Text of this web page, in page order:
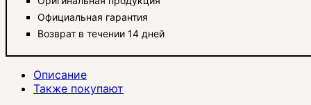
Официальная гарантия
Возврат в течении 14 дней
Описание
Также покупают